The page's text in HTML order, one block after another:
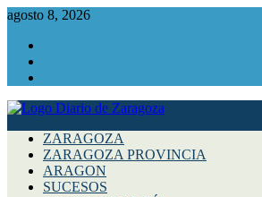
agosto 8, 2026
ZARAGOZA
ZARAGOZA PROVINCIA
ARAGON
SUCESOS